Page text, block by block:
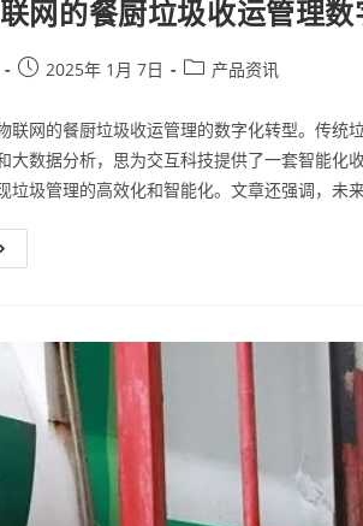
网的餐厨垃圾收运管理
2025年 1月 7日 产品资讯
联网的餐厨垃圾收运管理的数字化转型。传统
大数据分析，思为交互科技提供了一套智能
垃圾管理的高效化和智能化。文章还强调，未